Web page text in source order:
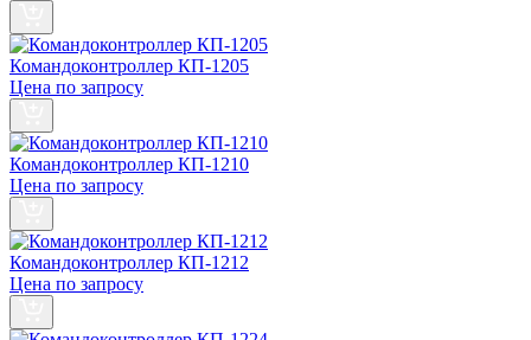
Командоконтроллер КП-1205
Цена по запросу
Командоконтроллер КП-1210
Цена по запросу
Командоконтроллер КП-1212
Цена по запросу